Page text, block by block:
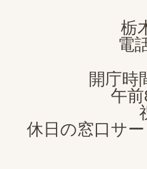
栃
電
開庁
午
休日の窓口サ